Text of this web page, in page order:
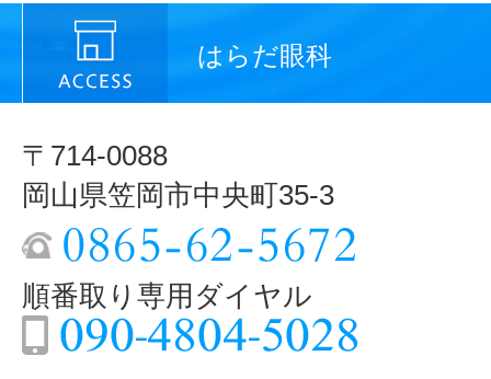
はらだ眼科
〒714-0088
岡山県笠岡市中央町35-3
順番取り専用ダイヤル